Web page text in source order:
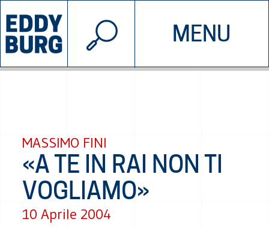
MENU
INIZIATIVE CHI SIAMO
© 2026 EDDYBURG
MASSIMO FINI
«A TE IN RAI NON TI
VOGLIAMO»
10 Aprile 2004